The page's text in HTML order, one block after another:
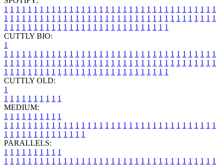
1 1 1 1 1 1 1 1 1 1 1 1 1 1 1 1 1 1 1 1 1 1 1 1 1 1 1 1 1 1 1 1 1 1 1 1
1 1 1 1 1 1 1 1 1 1 1 1 1 1 1 1 1 1 1 1 1 1 1 1 1 1 1 1 1 1 1 1 1 1 1 1
1 1 1 1 1 1 1 1 1 1 1 1 1 1 1 1 1 1 1 1 1 1 1 1 1 1 1 1
CUTTLY BIO:
1
1 1 1 1 1 1 1 1 1 1 1 1 1 1 1 1 1 1 1 1 1 1 1 1 1 1 1 1 1 1 1 1 1 1 1 1
1 1 1 1 1 1 1 1 1 1 1 1 1 1 1 1 1 1 1 1 1 1 1 1 1 1 1 1 1 1 1 1 1 1 1 1
1 1 1 1 1 1 1 1 1 1 1 1 1 1 1 1 1 1 1 1 1 1 1 1 1 1 1 1
CUTTLY OLD:
1
1 1 1 1 1 1 1 1 1 1
MEDIUM:
1 1 1 1 1 1 1 1 1 1
1 1 1 1 1 1 1 1 1 1 1 1 1 1 1 1 1 1 1 1 1 1 1 1 1 1 1 1 1 1 1 1 1 1 1 1
1 1 1 1 1 1 1 1 1 1 1 1 1 1
PARALLELS:
1 1 1 1 1 1 1 1 1 1
1 1 1 1 1 1 1 1 1 1 1 1 1 1 1 1 1 1 1 1 1 1 1 1 1 1 1 1 1 1 1 1 1 1 1 1